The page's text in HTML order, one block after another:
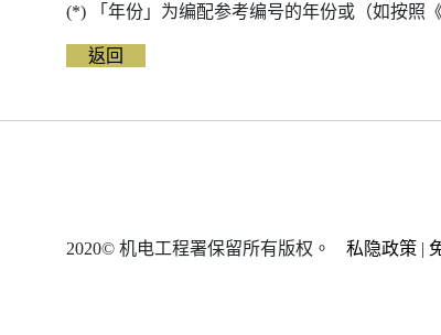
(*) 「年份」为编配参考编号的年份或（如按照
返回
2020© 机电工程署保留所有版权。 私隐政策 |